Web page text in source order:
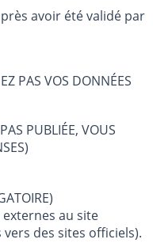
avoir été validé par
PAS VOS DONNÉES
PUBLIÉE, VOUS
(OBLIGATOIRE)
externes au site
des sites officiels).